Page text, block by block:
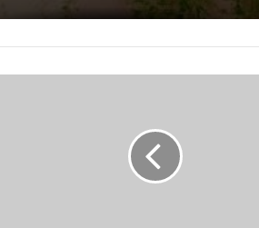
العُماني
غرب موريتانيا وشمال السنغال
الإخباري ينشر بيان مجلس الوزراء